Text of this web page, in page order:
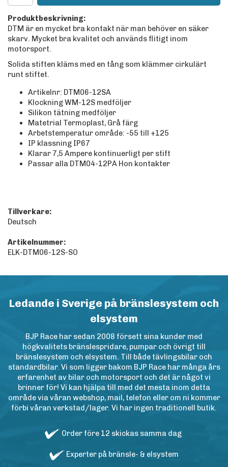
Produktbeskrivning:
DTM är en mycket bra kontakt när man behöver en säker
skarv. Mycket bra kvalitet och används flitigt inom
motorsport.
Solida stiften kläms med en tång som klämmer cirkulärt
runt stiftet.
Artikelnr: DTM06-12SA
Klockning WM-12S medföljer
Silikon tätning medföljer
Matetrial Termoplast, Grå färg
Arbetstemperatur område: -55 till +125
IP klassning IP67
Klarar 7,5 Ampere kontinuerligt per stift
Passar alla DTM04-12PA Hon kontakter
Tillverkare:
Deutsch
Artikelnummer:
ELK-DTM06-12S-SO
Ledande i Sverige på bränslesystem och
elsystem
BJP Race har sedan 2008 försett sina kunder med
högkvalitets bränslespridare, pumpar och övrigt till
bränslesystem och elsystem. Till både tävlingsbilar och
standardbilar. Vi som ligger bakom BJP Race har många års
erfarenhet av bilar och motorsport och det är något vi
brinner för! Vi kan hjälpa till med det mesta inom detta
område via våran webshop, mail, telefon eller om ni kommer
förbi våran verkstad/lager. Vi har ingen traditionell butik.
Order före 12 skickas samma dag
Experter på bränsle- & elsystem